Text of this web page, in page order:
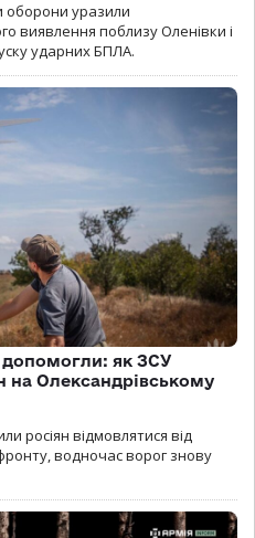
оборони уразили
виявлення поблизу Оленівки і
ударних БПЛА.
як ЗСУ
на Олександрівському
росіян відмовлятися від
водночас ворог знову